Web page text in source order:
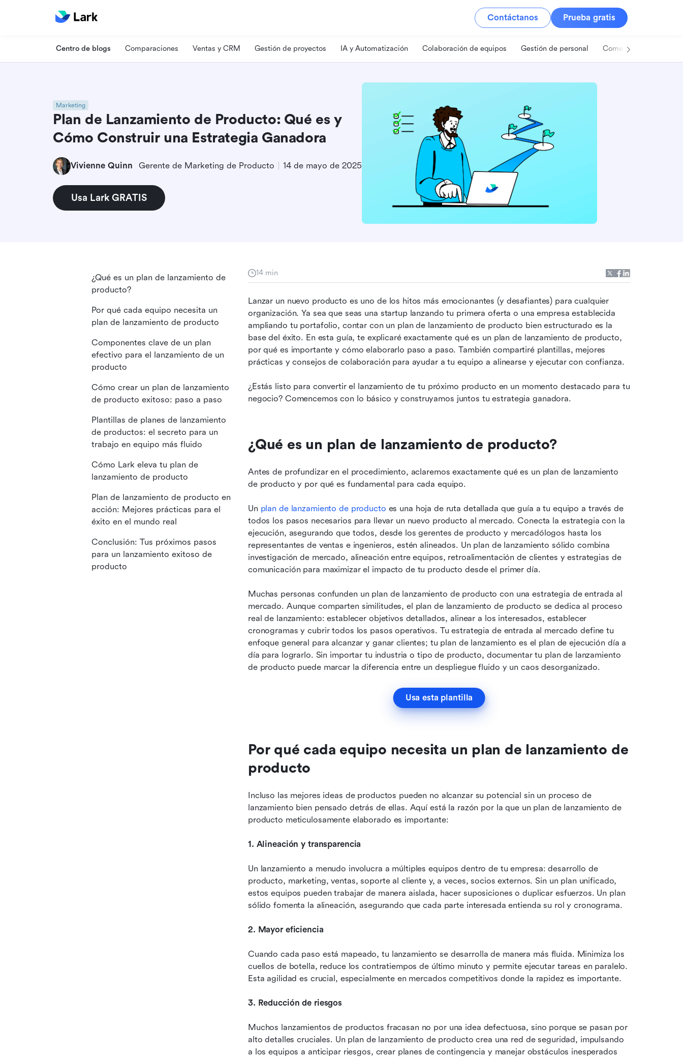
Contáctanos Prueba gratis
Centro de blogs Comparaciones Ventas y CRM Gestión de proyectos IA y Automatización Colaboración de equipos Gestión de personal Comercio minorista
Marketing
Plan de Lanzamiento de Producto: Qué es y
Cómo Construir una Estrategia Ganadora
Vivienne Quinn Gerente de Marketing de Producto 14 de mayo de 2025
Usa Lark GRATIS
14 min
Lanzar un nuevo producto es uno de los hitos más emocionantes (y desafiantes) para cualquier
organización. Ya sea que seas una startup lanzando tu primera oferta o una empresa establecida
ampliando tu portafolio, contar con un plan de lanzamiento de producto bien estructurado es la
base del éxito. En esta guía, te explicaré exactamente qué es un plan de lanzamiento de producto,
por qué es importante y cómo elaborarlo paso a paso. También compartiré plantillas, mejores
prácticas y consejos de colaboración para ayudar a tu equipo a alinearse y ejecutar con confianza.
¿Estás listo para convertir el lanzamiento de tu próximo producto en un momento destacado para tu
negocio? Comencemos con lo básico y construyamos juntos tu estrategia ganadora.
¿Qué es un plan de lanzamiento de producto?
Antes de profundizar en el procedimiento, aclaremos exactamente qué es un plan de lanzamiento
de producto y por qué es fundamental para cada equipo.
Un plan de lanzamiento de producto es una hoja de ruta detallada que guía a tu equipo a través de
todos los pasos necesarios para llevar un nuevo producto al mercado. Conecta la estrategia con la
ejecución, asegurando que todos, desde los gerentes de producto y mercadólogos hasta los
representantes de ventas e ingenieros, estén alineados. Un plan de lanzamiento sólido combina
investigación de mercado, alineación entre equipos, retroalimentación de clientes y estrategias de
comunicación para maximizar el impacto de tu producto desde el primer día.
Muchas personas confunden un plan de lanzamiento de producto con una estrategia de entrada al
mercado. Aunque comparten similitudes, el plan de lanzamiento de producto se dedica al proceso
real de lanzamiento: establecer objetivos detallados, alinear a los interesados, establecer
cronogramas y cubrir todos los pasos operativos. Tu estrategia de entrada al mercado define tu
enfoque general para alcanzar y ganar clientes; tu plan de lanzamiento es el plan de ejecución día a
día para lograrlo. Sin importar tu industria o tipo de producto, documentar tu plan de lanzamiento
de producto puede marcar la diferencia entre un despliegue fluido y un caos desorganizado.
Usa esta plantilla
Por qué cada equipo necesita un plan de lanzamiento de
producto
Incluso las mejores ideas de productos pueden no alcanzar su potencial sin un proceso de
lanzamiento bien pensado detrás de ellas. Aquí está la razón por la que un plan de lanzamiento de
producto meticulosamente elaborado es importante:
1. Alineación y transparencia
Un lanzamiento a menudo involucra a múltiples equipos dentro de tu empresa: desarrollo de
producto, marketing, ventas, soporte al cliente y, a veces, socios externos. Sin un plan unificado,
estos equipos pueden trabajar de manera aislada, hacer suposiciones o duplicar esfuerzos. Un plan
sólido fomenta la alineación, asegurando que cada parte interesada entienda su rol y cronograma.
2. Mayor eficiencia
Cuando cada paso está mapeado, tu lanzamiento se desarrolla de manera más fluida. Minimiza los
cuellos de botella, reduce los contratiempos de último minuto y permite ejecutar tareas en paralelo.
Esta agilidad es crucial, especialmente en mercados competitivos donde la rapidez es importante.
3. Reducción de riesgos
Muchos lanzamientos de productos fracasan no por una idea defectuosa, sino porque se pasan por
alto detalles cruciales. Un plan de lanzamiento de producto crea una red de seguridad, impulsando
a los equipos a anticipar riesgos, crear planes de contingencia y manejar obstáculos inesperados
¿Qué es un plan de lanzamiento de
producto?
Por qué cada equipo necesita un
plan de lanzamiento de producto
Componentes clave de un plan
efectivo para el lanzamiento de un
producto
Cómo crear un plan de lanzamiento
de producto exitoso: paso a paso
Plantillas de planes de lanzamiento
de productos: el secreto para un
trabajo en equipo más fluido
Cómo Lark eleva tu plan de
lanzamiento de producto
Plan de lanzamiento de producto en
acción: Mejores prácticas para el
éxito en el mundo real
Conclusión: Tus próximos pasos
para un lanzamiento exitoso de
producto